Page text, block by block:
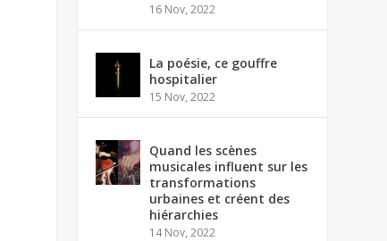
16 Nov, 2022
La poésie, ce gouffre
hospitalier
15 Nov, 2022
Quand les scènes
musicales influent sur les
transformations
urbaines et créent des
hiérarchies
14 Nov, 2022